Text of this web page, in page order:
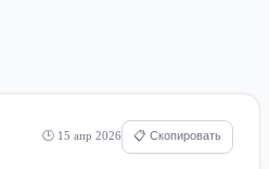
🕒 15 апр 2026 📋 Скопировать